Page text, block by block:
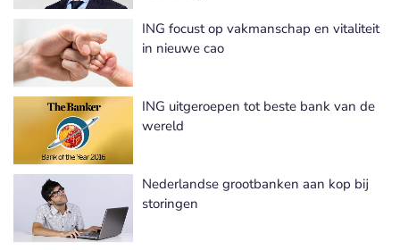
ING focust op vakmanschap en vitaliteit
in nieuwe cao
ING uitgeroepen tot beste bank van de
wereld
Nederlandse grootbanken aan kop bij
storingen